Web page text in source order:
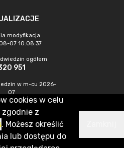
modyfikacja
07 10:08:37
ogółem
951
w m-cu 2026-
07
1 010
cookies w celu
zgodnie z
. Możesz określić
lub dostępu do